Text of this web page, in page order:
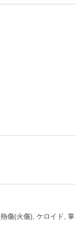
熱傷(火傷) ケロイド
掌